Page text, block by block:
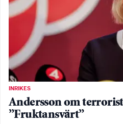
INRIKES
Andersson om
”Fruktansvärt”